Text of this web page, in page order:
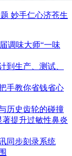
妙手仁心济苍生
调味大师“一味
到生产、测试、
手教你省钱省心
历史齿轮的碰撞
提升过敏性鼻炎
同步刻录系统